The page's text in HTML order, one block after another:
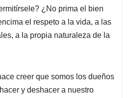
¿No prima el bien
el respeto a la vida, a las
a la propia naturaleza de la
creer que somos los dueños
y deshacer a nuestro